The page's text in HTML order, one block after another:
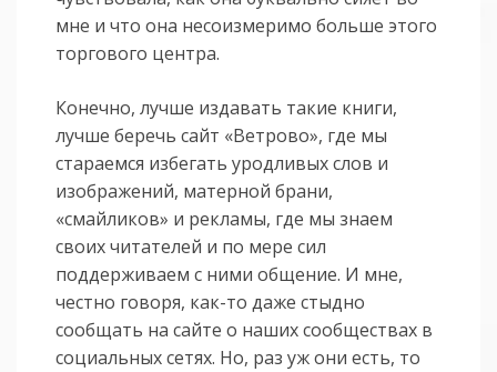
мне и что она несоизмеримо больше этого
торгового центра.
Конечно, лучше издавать такие книги,
лучше беречь сайт «Ветрово», где мы
стараемся избегать уродливых слов и
изображений, матерной брани,
«смайликов» и рекламы, где мы знаем
своих читателей и по мере сил
поддерживаем с ними общение. И мне,
честно говоря, как-то даже стыдно
сообщать на сайте о наших сообществах в
социальных сетях. Но, раз уж они есть, то